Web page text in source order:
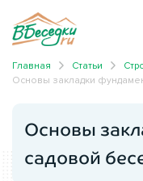
Главная Статьи
Основы закладки
Основы
садовой